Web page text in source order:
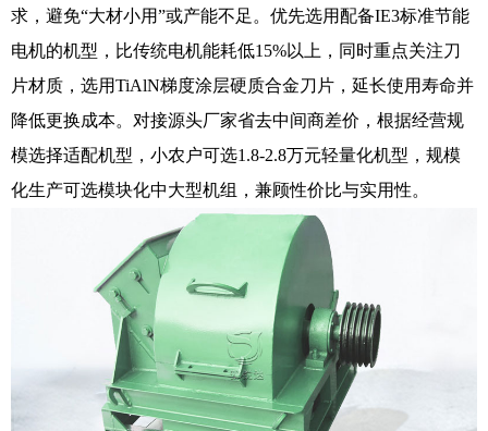
求，避免“大材小用”或产能不足。优先选用配备IE3标准节能
电机的机型，比传统电机能耗低15%以上，同时重点关注刀
片材质，选用TiAlN梯度涂层硬质合金刀片，延长使用寿命并
降低更换成本。对接源头厂家省去中间商差价，根据经营规
模选择适配机型，小农户可选1.8-2.8万元轻量化机型，规模
化生产可选模块化中大型机组，兼顾性价比与实用性。